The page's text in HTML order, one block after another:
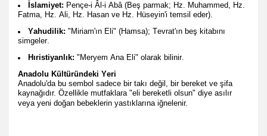
İslamiyet: Pençe-i Âl-i Abâ (Beş parmak; Hz. Muhammed, Hz.
Fatma, Hz. Ali, Hz. Hasan ve Hz. Hüseyin'i temsil eder).
Yahudilik: "Miriam'ın Eli" (Hamsa); Tevrat'ın beş kitabını
simgeler.
Hıristiyanlık: "Meryem Ana Eli" olarak bilinir.
Anadolu Kültüründeki Yeri
Anadolu'da bu sembol sadece bir takı değil, bir bereket ve şifa
kaynağıdır. Özellikle mutfaklara "eli bereketli olsun" diye asılır
veya yeni doğan bebeklerin yastıklarına iğnelenir.